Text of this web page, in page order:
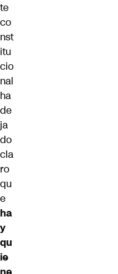
te
co
nst
itu
cio
nal
ha
de
ja
do
cla
ro
qu
e
ha
y
qu
ie